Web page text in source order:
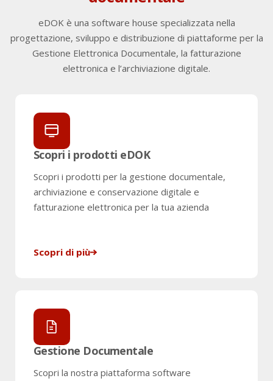
eDOK è una software house specializzata nella
progettazione, sviluppo e distribuzione di piattaforme per la
Gestione Elettronica Documentale, la fatturazione
elettronica e l’archiviazione digitale.
Scopri i prodotti eDOK
Scopri i prodotti per la gestione documentale,
archiviazione e conservazione digitale e
fatturazione elettronica per la tua azienda
Scopri di più
Gestione Documentale
Scopri la nostra piattaforma software